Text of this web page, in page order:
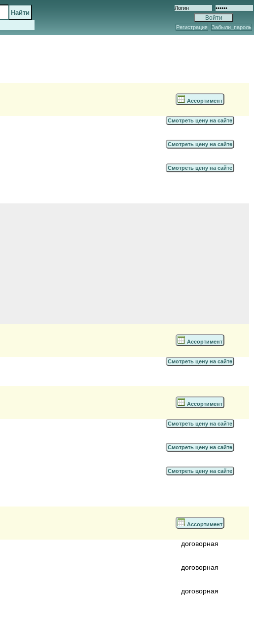
Регистрация Забыли_пароль
Ассортимент
Смотреть цену на сайте
Смотреть цену на сайте
Смотреть цену на сайте
Ассортимент
Смотреть цену на сайте
Ассортимент
Смотреть цену на сайте
Смотреть цену на сайте
Смотреть цену на сайте
Ассортимент
договорная
договорная
договорная